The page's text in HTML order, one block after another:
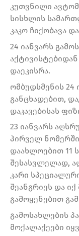
კუთვნილი
სისხლის
კაკო ჩიქობავა
24 იანვარს
დაეკისრა.
ომბუდსმენის
განცხადებით,
დაკავებისას
23 იანვარს
პირველ
დაახლოებით 11
შესასვლელად,
კარი
შეანგრიეს და
გამოყენებით
გამოსახლების
მოქალაქეები